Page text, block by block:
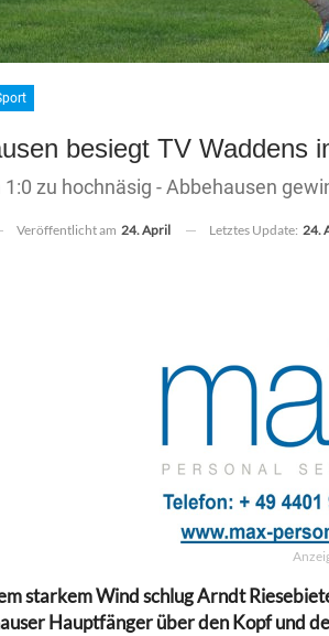
besiegt TV Waddens
zu hochnäsig - Abbehausen
Veröffentlicht am 24. April Letztes Update: 24.
starkem Wind schlug Arndt
Hauptfänger über den Kopf und